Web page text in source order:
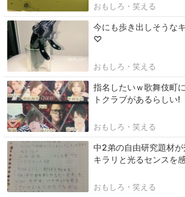
おもしろ・笑える
今にも歩き出しそうな
♡
おもしろ・笑える
指名したいｗ歌舞伎町
トクラブがあるらしい!
おもしろ・笑える
中2弟の自由研究題材
キラリと光るセンスを
おもしろ・笑える